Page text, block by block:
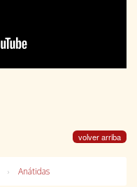
volver arriba
Anátidas